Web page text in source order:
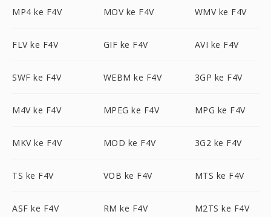
MP4 ke F4V MOV ke F4V WMV ke F4V
FLV ke F4V GIF ke F4V AVI ke F4V
SWF ke F4V WEBM ke F4V 3GP ke F4V
M4V ke F4V MPEG ke F4V MPG ke F4V
MKV ke F4V MOD ke F4V 3G2 ke F4V
TS ke F4V VOB ke F4V MTS ke F4V
ASF ke F4V RM ke F4V M2TS ke F4V